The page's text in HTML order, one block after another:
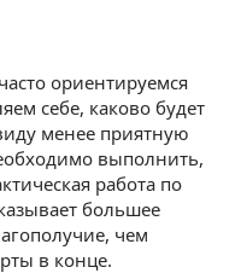
ориентируемся
себе, каково будет
менее приятную
выполнить,
работа по
большее
чем
в конце.